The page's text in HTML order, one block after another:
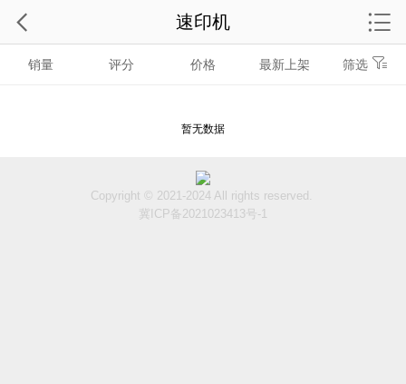
销量 评分 价格 最新上架 筛选
暂无数据
速印机
Copyright © 2021-2024 All rights reserved.
冀ICP备2021023413号-1